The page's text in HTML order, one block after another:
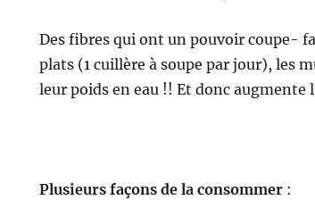
Des fibres qui ont un pouvoir coupe-
plats (1 cuillère à soupe par jour), les
leur poids en eau !! Et donc augmente
Plusieurs façons de la consommer: